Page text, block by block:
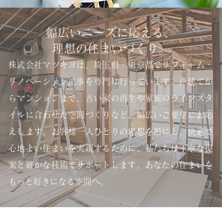
幅広いニーズに応える、
理想の住まいづくり。
株式会社マツキヨは、埼玉県・東京都でリフォーム・
リノベーション工事を専門に行っています。戸建てか
らマンションまで、古い家の再生や家族のライフスタ
イルに合わせた空間づくりなど、幅広いご要望にお応
えします。お客様一人ひとりの理想を形にし、快適で
心地よい住まいを実現するために、私たちは丁寧な提
案と確かな技術でサポートします。あなたの住まいを
もっと好きになる空間へ。